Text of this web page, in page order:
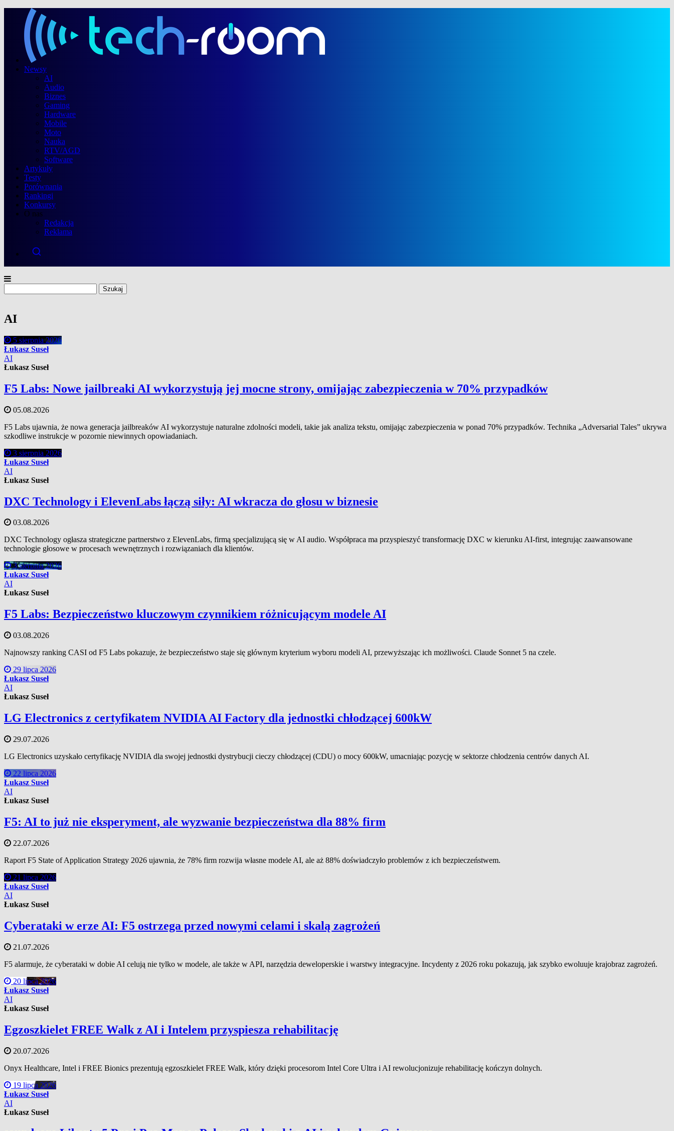
Newsy
AI
Audio
Biznes
Gaming
Hardware
Mobile
Moto
Nauka
RTV/AGD
Software
Artykuły
Testy
Porównania
Rankingi
Konkursy
O nas
Redakcja
Reklama
AI
5 sierpnia 2026
Łukasz Suseł
AI
Łukasz Suseł
F5 Labs: Nowe jailbreaki AI wykorzystują jej mocne strony, omijając zabezpieczenia w 70% przypadków
05.08.2026
F5 Labs ujawnia, że nowa generacja jailbreaków AI wykorzystuje naturalne zdolności modeli, takie jak analiza tekstu, omijając zabezpieczenia w ponad 70% przypadków. Technika „Adversarial Tales” ukrywa
szkodliwe instrukcje w pozornie niewinnych opowiadaniach.
3 sierpnia 2026
Łukasz Suseł
AI
Łukasz Suseł
DXC Technology i ElevenLabs łączą siły: AI wkracza do głosu w biznesie
03.08.2026
DXC Technology ogłasza strategiczne partnerstwo z ElevenLabs, firmą specjalizującą się w AI audio. Współpraca ma przyspieszyć transformację DXC w kierunku AI-first, integrując zaawansowane
technologie głosowe w procesach wewnętrznych i rozwiązaniach dla klientów.
3 sierpnia 2026
Łukasz Suseł
AI
Łukasz Suseł
F5 Labs: Bezpieczeństwo kluczowym czynnikiem różnicującym modele AI
03.08.2026
Najnowszy ranking CASI od F5 Labs pokazuje, że bezpieczeństwo staje się głównym kryterium wyboru modeli AI, przewyższając ich możliwości. Claude Sonnet 5 na czele.
29 lipca 2026
Łukasz Suseł
AI
Łukasz Suseł
LG Electronics z certyfikatem NVIDIA AI Factory dla jednostki chłodzącej 600kW
29.07.2026
LG Electronics uzyskało certyfikację NVIDIA dla swojej jednostki dystrybucji cieczy chłodzącej (CDU) o mocy 600kW, umacniając pozycję w sektorze chłodzenia centrów danych AI.
22 lipca 2026
Łukasz Suseł
AI
Łukasz Suseł
F5: AI to już nie eksperyment, ale wyzwanie bezpieczeństwa dla 88% firm
22.07.2026
Raport F5 State of Application Strategy 2026 ujawnia, że 78% firm rozwija własne modele AI, ale aż 88% doświadczyło problemów z ich bezpieczeństwem.
21 lipca 2026
Łukasz Suseł
AI
Łukasz Suseł
Cyberataki w erze AI: F5 ostrzega przed nowymi celami i skalą zagrożeń
21.07.2026
F5 alarmuje, że cyberataki w dobie AI celują nie tylko w modele, ale także w API, narzędzia deweloperskie i warstwy integracyjne. Incydenty z 2026 roku pokazują, jak szybko ewoluuje krajobraz zagrożeń.
20 lipca 2026
Łukasz Suseł
AI
Łukasz Suseł
Egzoszkielet FREE Walk z AI i Intelem przyspiesza rehabilitację
20.07.2026
Onyx Healthcare, Intel i FREE Bionics prezentują egzoszkielet FREE Walk, który dzięki procesorom Intel Core Ultra i AI rewolucjonizuje rehabilitację kończyn dolnych.
19 lipca 2026
Łukasz Suseł
AI
Łukasz Suseł